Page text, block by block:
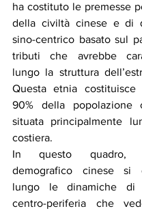
ha costituto le premesse
della civiltà cinese e di
sino-centrico basato sul
tributi che avrebbe
lungo la struttura
Questa etnia
90% della popolazione
situata principalmente
costiera.
In questo quadro,
demografico cinese si
lungo le dinamiche di
centro-periferia che